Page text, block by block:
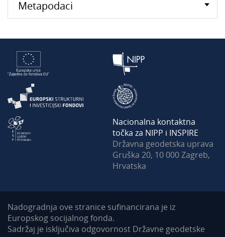
Metapodaci
Nacionalna kontaktna
točka za NIPP i INSPIRE
Državna geodetska uprava
Gruška 20, 10 000 Zagreb,
Hrvatska
Nadogradnja ove stranice sufinancirana je iz
Europskog socijalnog fonda.
Sadržaj je isključiva odgovornost Državne geodetske